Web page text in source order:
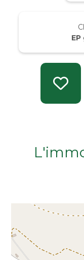
Da € 100.000
Da € 200.000
Da € 600.000
Da €
Da € 2.000.000